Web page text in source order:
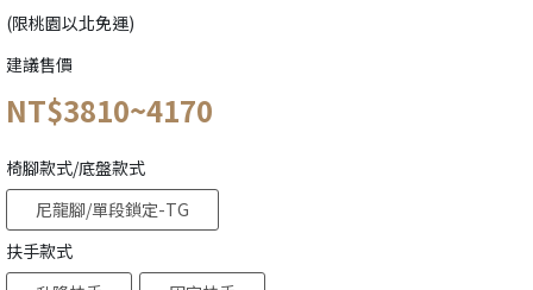
(限桃園以北免運)
建議售價
NT$3810~4170
椅腳款式/底盤款式
尼龍腳/單段鎖定-TG
扶手款式